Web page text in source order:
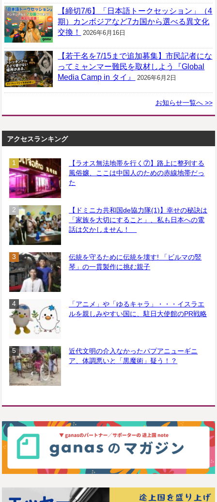
【締切7/6】「日本語トークセッション」（4
期）カンボジアなど7カ国から選べる異文化
交換！
2026年6月16日
【若干名を7/15まで追加募集】市民記者にな
ってミャンマー難民を取材しよう『Global
Media Camp in タイ』
2026年6月2日
お知らせ一覧へ >>
アクセスランキング
【ラオス無法地帯を行く⑦】路上に整列する
風俗嬢、ここは中国人のための赤線地帯だっ
た
【ドミニカ共和国de協力隊(1)】幸せの秘訣は
「家族を大切にすること」、私も日本への電
話は欠かしません！
伝統を守るために伝統を壊す! 「ビルマの竪
琴」の一貫製作に挑む親子
「アニメ」や「ゆるキャラ」・・・イスラエ
ルを親しみやすい国に、駐日大使館のPR戦略
近代文明の介入なかったパプアニューギニ
ア、体調悪いと「黒魔術」疑う！？